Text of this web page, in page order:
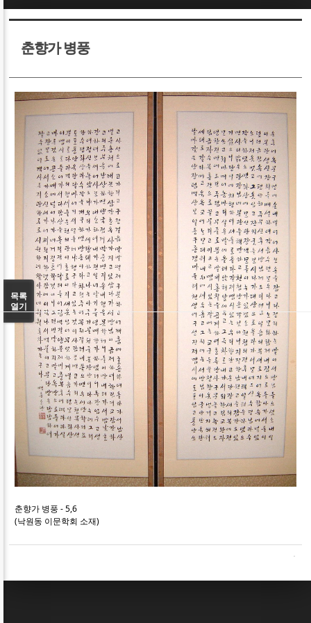
춘향가 병풍
춘향가 병풍 - 5,6
(낙원동 이문학회 소재)
목록
열기
Sketchbook5, 스케치북5
Sketchbook5, 스케치북5
Sketchbook5, 스케치북5
Sketchbook5, 스케치북5